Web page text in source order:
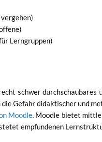
Lerngruppen)
schwer durch­schau­ba­res
Gefahr didak­ti­scher und
Mood­le. Mood­le bie­tet
emp­fun­de­nen